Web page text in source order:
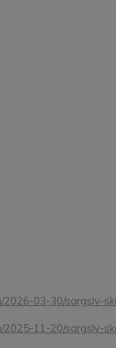
03-30/sargslv-
2025-11-20/sargslv-